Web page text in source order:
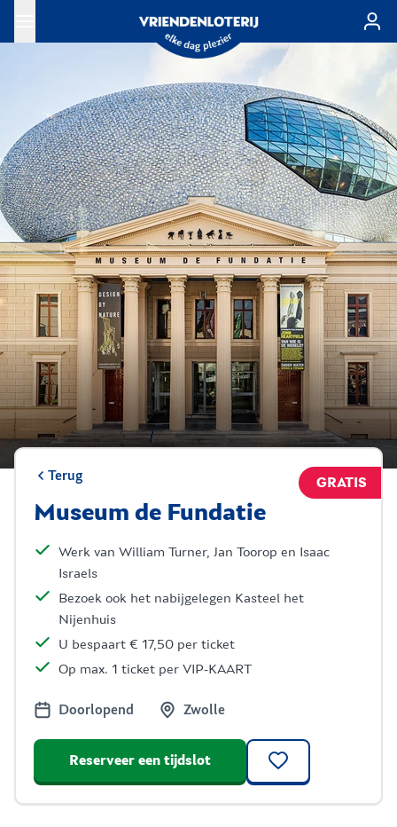
Ga naar de hoofdinhoud
Terug
Museum de Fundatie
GRATIS
Werk van William Turner, Jan Toorop en Isaac
Israels
Bezoek ook het nabijgelegen Kasteel het
Nijenhuis
U bespaart € 17,50 per ticket
Op max. 1 ticket per VIP-KAART
Doorlopend Zwolle
Reserveer een tijdslot